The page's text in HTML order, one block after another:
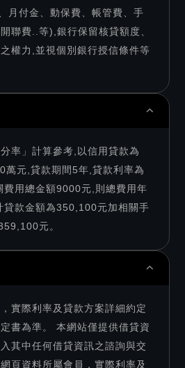
月付金、動保費、帳管費、手
聯費..等),銀行保留核貸額度、
權力,並視個別銀行授信條件等
率」計算參考,以信用貸款為
萬元,貸款期間5年,貸款利率為
用總金額9000元,則總費用年
貸款金額為350,100元加相關手
元。
實際利率及貸款方案詳細約定
書為準。 本網站僅提供借貸資
其中任何借貸資訊之諮詢與交
頁資料所屬會員，實際利率及